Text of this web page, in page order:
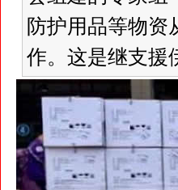
防护用品等物资
作。这是继支援